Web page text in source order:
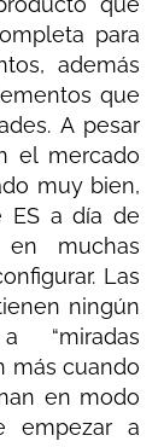
para
además
que
A pesar
el mercado
muy bien,
ES a día de
muchas
Las
ningún
“miradas
más cuando
en modo
empezar a